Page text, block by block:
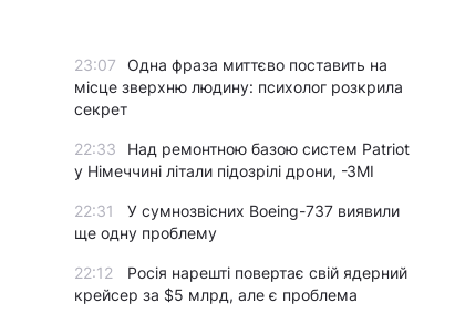
23:07
Одна фраза миттєво поставить на
місце зверхню людину: психолог розкрила
секрет
22:33
Над ремонтною базою систем Patriot
у Німеччині літали підозрілі дрони, -ЗМІ
22:31
У сумнозвісних Boeing-737 виявили
ще одну проблему
22:12
Росія нарешті повертає свій ядерний
крейсер за $5 млрд, але є проблема